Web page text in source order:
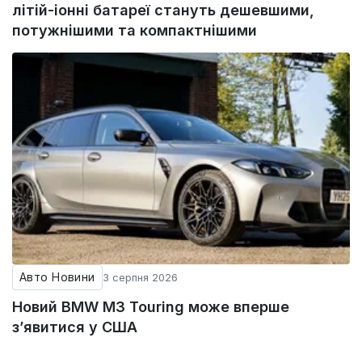
літій-іонні батареї стануть дешевшими,
потужнішими та компактнішими
Авто Новини 3 серпня 2026
Новий BMW M3 Touring може вперше
з’явитися у США